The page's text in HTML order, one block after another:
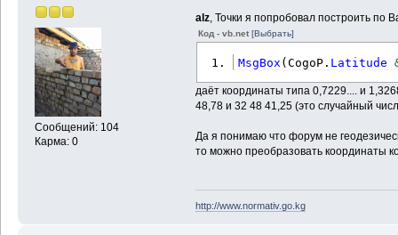
Сообщений: 104
Карма: 0
alz, Точки я попробовал построить по
Код - vb.net [Выбрать]
MsgBox (CogoP. Latitude
даёт координаты типа 0,7229.... и
48,78 и 32 48 41,25 (это случайный
Да я понимаю что форум не
то можно преобразовать координаты
http://www.normativ.go.kg